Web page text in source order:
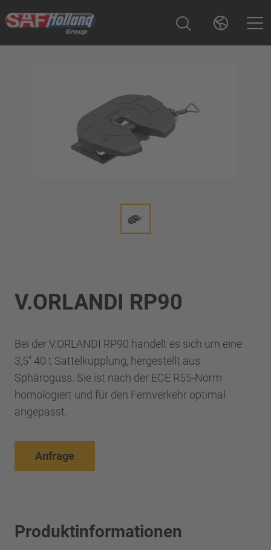
V.ORLANDI RP90
Bei der V.ORLANDI RP90 handelt es sich um eine
3,5" 40 t Sattelkupplung, hergestellt aus
Sphäroguss. Sie ist nach der ECE R55-Norm
homologiert und für den Fernverkehr optimal
angepasst.
Anfrage
Produktinformationen